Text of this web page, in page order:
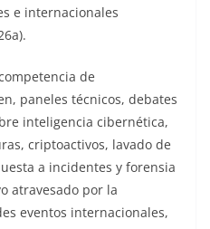
e internacionales
de
paneles técnicos, debates
inteligencia cibernética,
criptoactivos, lavado de
a incidentes y forensia
atravesado por la
eventos internacionales,